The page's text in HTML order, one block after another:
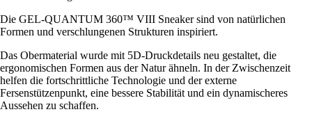
Die GEL-QUANTUM 360™ VIII Sneaker sind von natürlichen
Formen und verschlungenen Strukturen inspiriert.
Das Obermaterial wurde mit 5D-Druckdetails neu gestaltet, die
ergonomischen Formen aus der Natur ähneln. In der Zwischenzeit
helfen die fortschrittliche Technologie und der externe
Fersenstützenpunkt, eine bessere Stabilität und ein dynamischeres
Aussehen zu schaffen.